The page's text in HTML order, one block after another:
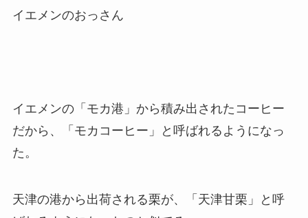
イエメンのおっさん
イエメンの「モカ港」から積み出されたコーヒー
だから、「モカコーヒー」と呼ばれるようになっ
た。
天津の港から出荷される栗が、「天津甘栗」と呼